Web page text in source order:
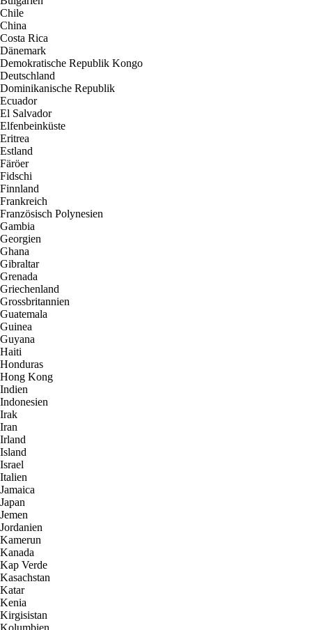
Chile
China
Costa Rica
Dänemark
Demokratische Republik Kongo
Deutschland
Dominikanische Republik
Ecuador
El Salvador
Elfenbeinküste
Eritrea
Estland
Färöer
Fidschi
Finnland
Frankreich
Französisch Polynesien
Gambia
Georgien
Ghana
Gibraltar
Grenada
Griechenland
Grossbritannien
Guatemala
Guinea
Guyana
Haiti
Honduras
Hong Kong
Indien
Indonesien
Irak
Iran
Irland
Island
Israel
Italien
Jamaica
Japan
Jemen
Jordanien
Kamerun
Kanada
Kap Verde
Kasachstan
Katar
Kenia
Kirgisistan
Kolumbien